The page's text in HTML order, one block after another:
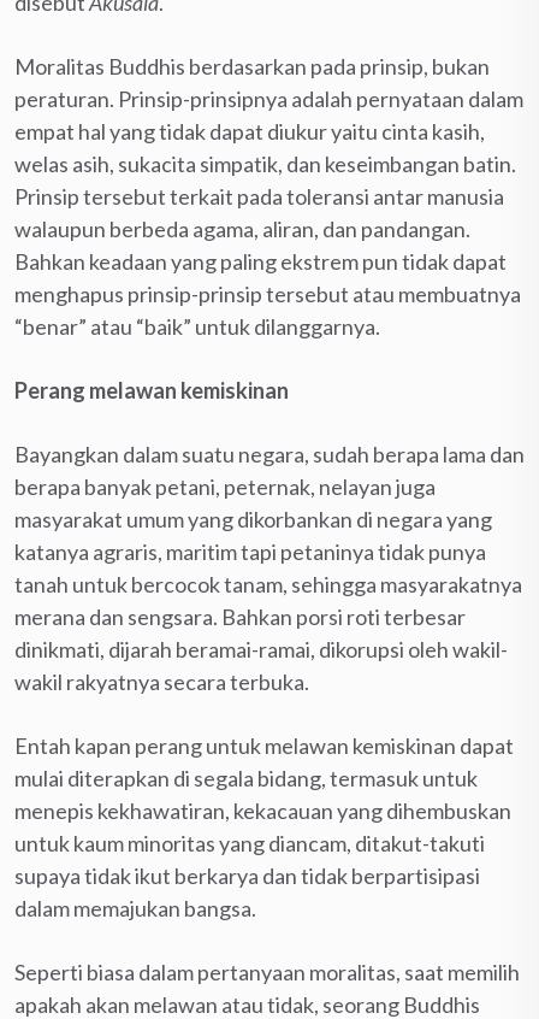
Moralitas Buddhis berdasarkan pada prinsip, bukan
peraturan. Prinsip-prinsipnya adalah pernyataan dalam
empat hal yang tidak dapat diukur yaitu cinta kasih,
welas asih, sukacita simpatik, dan keseimbangan batin.
Prinsip tersebut terkait pada toleransi antar manusia
walaupun berbeda agama, aliran, dan pandangan.
Bahkan keadaan yang paling ekstrem pun tidak dapat
menghapus prinsip-prinsip tersebut atau membuatnya
“benar” atau “baik” untuk dilanggarnya.
Perang melawan kemiskinan
Bayangkan dalam suatu negara, sudah berapa lama dan
berapa banyak petani, peternak, nelayan juga
masyarakat umum yang dikorbankan di negara yang
katanya agraris, maritim tapi petaninya tidak punya
tanah untuk bercocok tanam, sehingga masyarakatnya
merana dan sengsara. Bahkan porsi roti terbesar
dinikmati, dijarah beramai-ramai, dikorupsi oleh wakil-
wakil rakyatnya secara terbuka.
Entah kapan perang untuk melawan kemiskinan dapat
mulai diterapkan di segala bidang, termasuk untuk
menepis kekhawatiran, kekacauan yang dihembuskan
untuk kaum minoritas yang diancam, ditakut-takuti
supaya tidak ikut berkarya dan tidak berpartisipasi
dalam memajukan bangsa.
Seperti biasa dalam pertanyaan moralitas, saat memilih
apakah akan melawan atau tidak, seorang Buddhis